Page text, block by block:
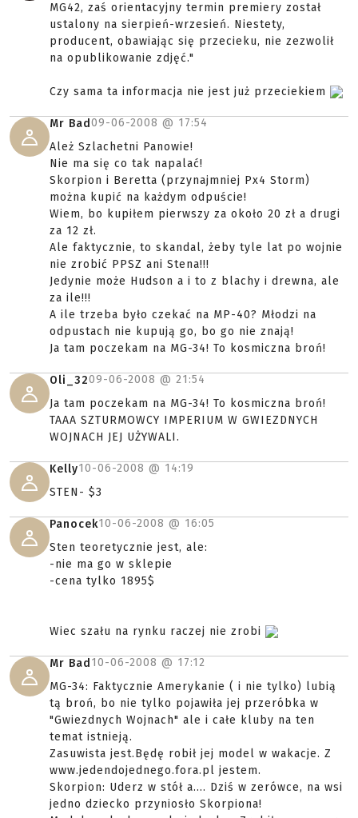
MG42, zaś orientacyjny termin premiery został
ustalony na sierpień-wrzesień. Niestety,
producent, obawiając się przecieku, nie zezwolił
na opublikowanie zdjęć."
Czy sama ta informacja nie jest już przeciekiem
Mr Bad09-06-2008 @ 17:54
Ależ Szlachetni Panowie!
Nie ma się co tak napalać!
Skorpion i Beretta (przynajmniej Px4 Storm)
można kupić na każdym odpuście!
Wiem, bo kupiłem pierwszy za około 20 zł a drugi
za 12 zł.
Ale faktycznie, to skandal, żeby tyle lat po wojnie
nie zrobić PPSZ ani Stena!!!
Jedynie może Hudson a i to z blachy i drewna, ale
za ile!!!
A ile trzeba było czekać na MP-40? Młodzi na
odpustach nie kupują go, bo go nie znają!
Ja tam poczekam na MG-34! To kosmiczna broń!
Oli_3209-06-2008 @ 21:54
Ja tam poczekam na MG-34! To kosmiczna broń!
TAAA SZTURMOWCY IMPERIUM W GWIEZDNYCH
WOJNACH JEJ UŻYWALI.
Kelly10-06-2008 @ 14:19
STEN- $3
Panocek10-06-2008 @ 16:05
Sten teoretycznie jest, ale:
-nie ma go w sklepie
-cena tylko 1895$
Wiec szału na rynku raczej nie zrobi
Mr Bad 10-06-2008 @ 17:12
MG-34: Faktycznie Amerykanie ( i nie tylko) lubią
tą broń, bo nie tylko pojawiła jej przeróbka w
"Gwiezdnych Wojnach" ale i całe kluby na ten
temat istnieją.
Zasuwista jest.Będę robił jej model w wakacje. Z
www.jedendojednego.fora.pl jestem.
Skorpion: Uderz w stół a.... Dziś w zerówce, na wsi
jedno dziecko przyniosło Skorpiona!